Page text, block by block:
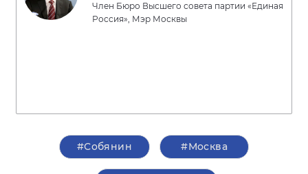
Член Бюро Высшего совета партии «Единая
Россия», Мэр Москвы
#Собянин #Москва